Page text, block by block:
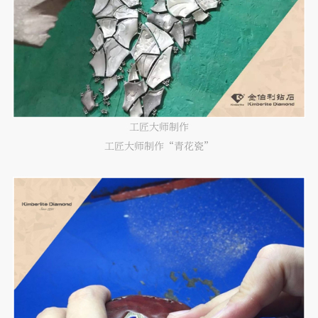
工匠大师制作
工匠大师制作“青花瓷”